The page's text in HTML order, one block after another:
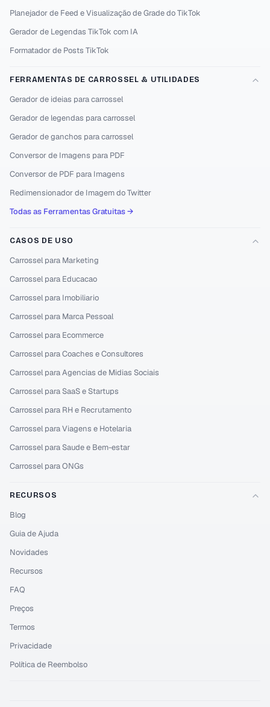
Planejador de Feed e Visualização de Grade do TikTok
Gerador de Legendas TikTok com IA
Formatador de Posts TikTok
FERRAMENTAS DE CARROSSEL & UTILIDADES
Gerador de ideias para carrossel
Gerador de legendas para carrossel
Gerador de ganchos para carrossel
Conversor de Imagens para PDF
Conversor de PDF para Imagens
Redimensionador de Imagem do Twitter
Todas as Ferramentas Gratuitas →
CASOS DE USO
Carrossel para Marketing
Carrossel para Educacao
Carrossel para Imobiliario
Carrossel para Marca Pessoal
Carrossel para Ecommerce
Carrossel para Coaches e Consultores
Carrossel para Agencias de Midias Sociais
Carrossel para SaaS e Startups
Carrossel para RH e Recrutamento
Carrossel para Viagens e Hotelaria
Carrossel para Saude e Bem-estar
Carrossel para ONGs
RECURSOS
Blog
Guia de Ajuda
Novidades
Recursos
FAQ
Preços
Termos
Privacidade
Política de Reembolso